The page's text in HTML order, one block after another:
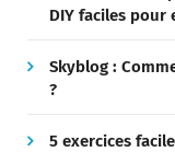
DIY faciles
Skyblog :
?
5 exercices